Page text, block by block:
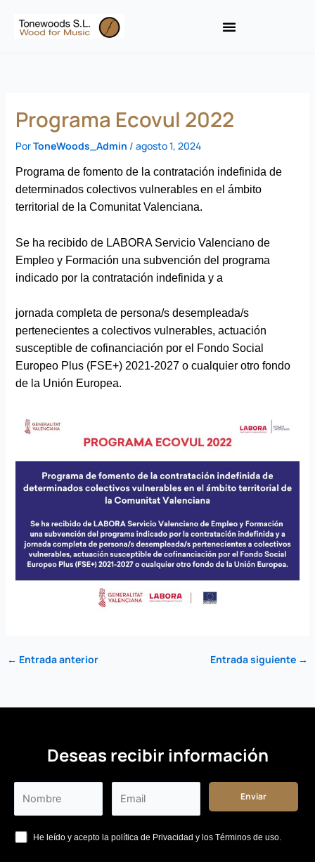
Programa Ecovul 2022
PorToneWoods_Admin / agosto 1, 2024
Programa de fomento de la contratación indefinida de
determinados colectivos vulnerables en el ámbito
territorial de la Comunitat Valenciana.
Se ha recibido de LABORA Servicio Valenciano de
Empleo y Formación una subvención del programa
indicado por la contratación indefinida y a
jornada completa de persona/s desempleada/s
pertenecientes a colectivos vulnerables, actuación
susceptible de cofinanciación por el Fondo Social
Europeo Plus (FSE+) 2021-2027 o cualquier otro fondo
de la Unión Europea.
← Entrada anterior Entrada siguiente →
Deseas recibir información
He leído y acepto la política de Privacidad y los Términos de uso.